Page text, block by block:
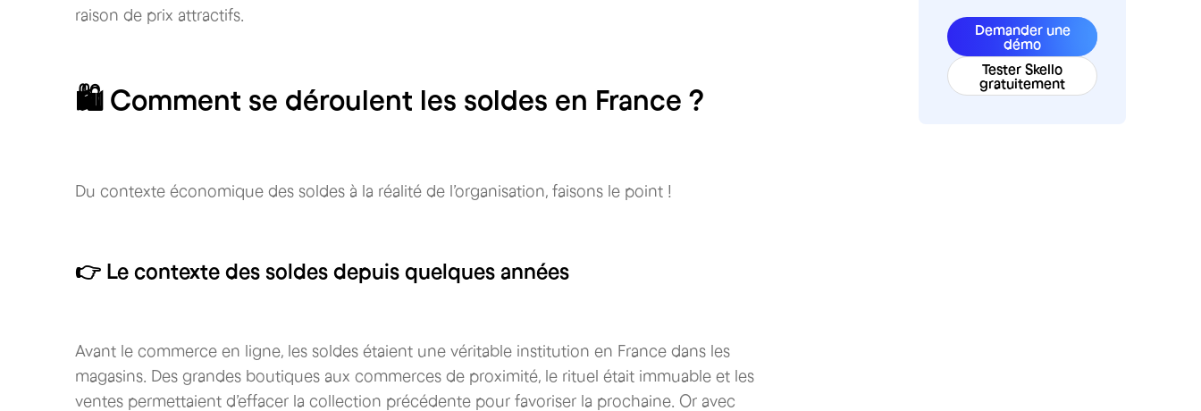
raison de prix attractifs.
🛍 Comment se déroulent les soldes en France ?
Du contexte économique des soldes à la réalité de l’organisation, faisons le point !
👉 Le contexte des soldes depuis quelques années
Avant le commerce en ligne, les soldes étaient une véritable institution en France dans les
magasins. Des grandes boutiques aux commerces de proximité, le rituel était immuable et les
ventes permettaient d’effacer la collection précédente pour favoriser la prochaine. Or avec
Demander une
démo
Tester Skello
gratuitement